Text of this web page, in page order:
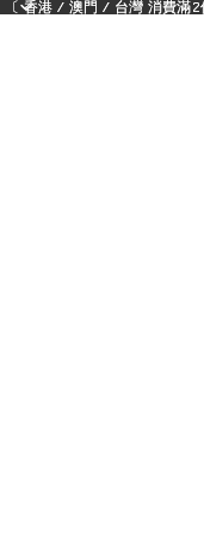
〔 香港 / 澳門 / 台灣 消費
〔 香港 / 澳門 / 台灣 消費